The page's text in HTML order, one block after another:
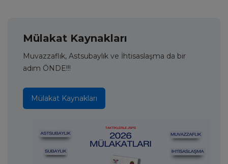
Mülakat Kaynakları
Muvazzaflık, Astsubaylık ve İhtisaslaşma da bir
adım ÖNDE!!!
Mülakat Kaynakları